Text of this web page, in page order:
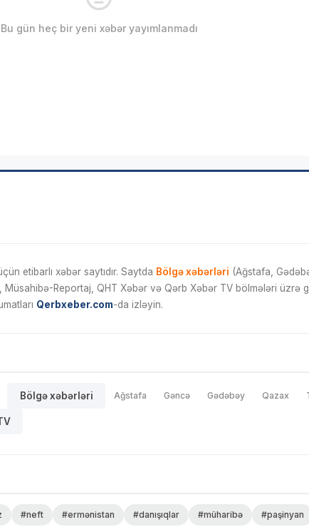
Bu gün heç bir yeni xəbər yayımlanmadı
etibarlı xəbər saytıdır. Saytda Bölgə xəbərləri (Ağstafa,
Reportaj, QHT Xəbər və Qərb Xəbər TV bölmələri üzrə
Qerbxeber.com-da izləyin.
Bölgə xəbərləri Ağstafa Gəncə Gədəbəy Qazax
#neft #ermənistan #danışıqlar #müharibə #paşinyan